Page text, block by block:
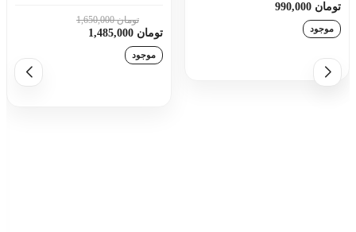
تومان 990,000
موجود
تومان 1,650,000
تومان 1,485,000
موجود